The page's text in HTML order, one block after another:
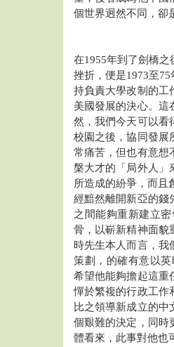
個世界迥然不同，卻
在1955年到了劍橋
挫折，便是1973至
持負責大學改制的工
美國發展的決心。這
然，我們今天可以看
校園之後，協同發展
常痛苦，但也有意想
槃大才的「局外人」
所造成的紛爭，而且
經黯然離開新亞的錢
之間能夠重新建立
骨，以嶄新精神面貌
時先生本人而言，我
策劃，的確有意以
希望他能夠擔起這重
憚於繁複的行政工作
比之領導新成立的中
個艱難的決定，同時
體看來，此事對他也